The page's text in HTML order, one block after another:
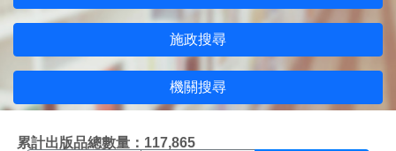
施政搜尋
機關搜尋
累計出版品總數量：117,865
機關搜尋結果頁面